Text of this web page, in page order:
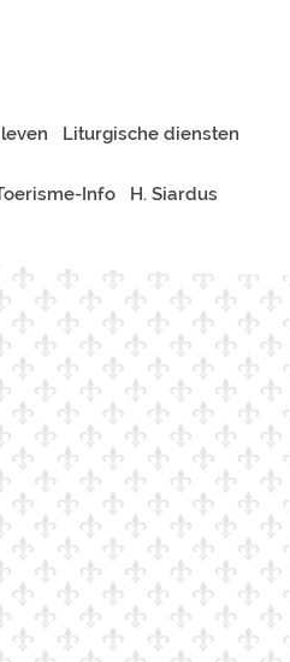
Liturgische diensten
Info H. Siardus